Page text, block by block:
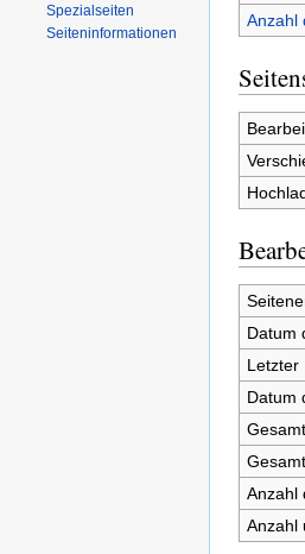
Anzahl
Datum
Letzter
Datum
Anzahl
Anzahl
Spezialseiten
Seiten­informationen